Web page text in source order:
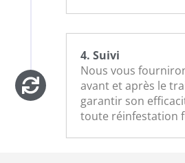
4. Suivi
Nous vous
avant et après le
garantir son
toute réinfestation